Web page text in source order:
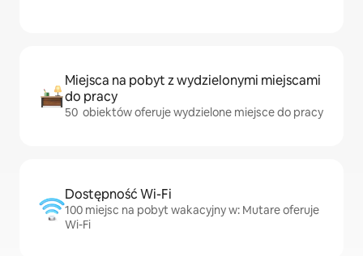
Miejsca na pobyt z wydzielonymi miejscami
do pracy
50 obiektów oferuje wydzielone miejsce do pracy
Dostępność Wi-Fi
100 miejsc na pobyt wakacyjny w: Mutare oferuje
Wi-Fi